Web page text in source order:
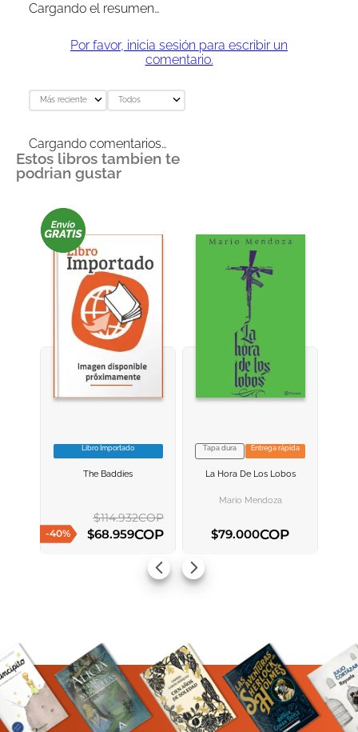
Cargando el resumen…
Por favor, inicia sesión para escribir un
comentario.
Más reciente Todos
Cargando comentarios…
Estos libros tambien te
podrian gustar
VER INFORMACION
Libro Importado
The Baddies
-40%
$114.932COP
$68.959COP
VER INFORMACION
Tapa dura Entrega rápida
La Hora De Los Lobos
Mario Mendoza
$79.000COP